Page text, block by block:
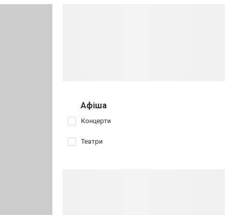
Афіша
Концерти
Театри